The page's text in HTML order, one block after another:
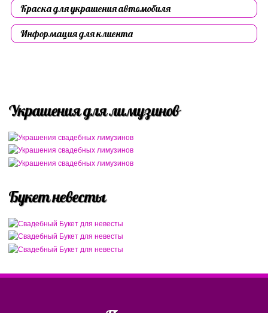
Краска для украшения автомобиля
Информация для клиента
Украшения для лимузинов
Букет невесты